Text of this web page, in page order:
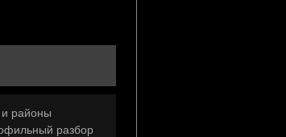
и районы
разбор